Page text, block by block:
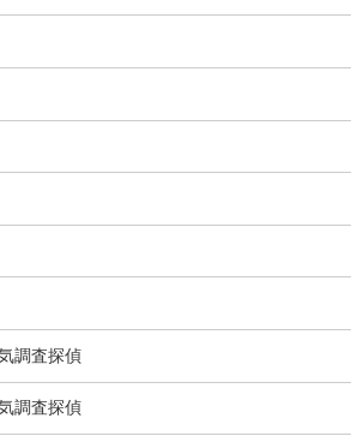
中
調査探偵
調査探偵